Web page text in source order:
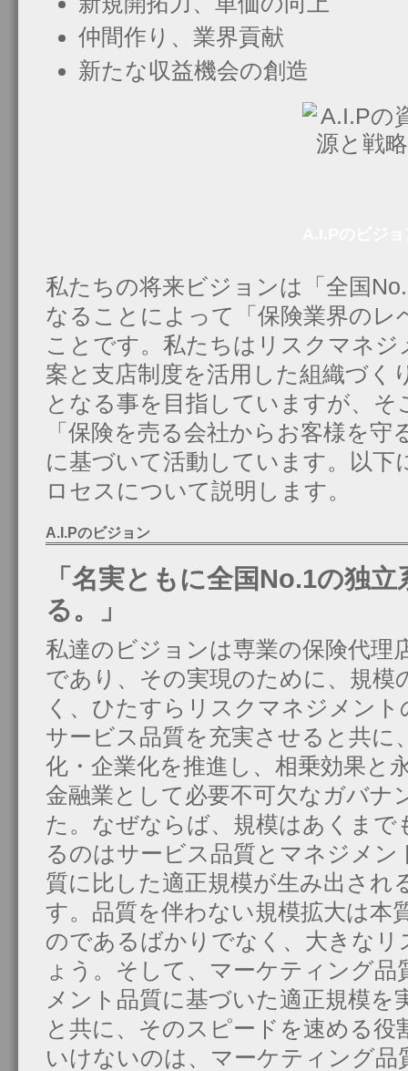
仲間作り、業界貢献
新たな収益機会の創造
私たちの将来ビジョンは「全国
なることによって「保険業界のレ
ことです。私たちはリスクマネ
案と支店制度を活用した組織づく
となる事を目指していますが、
「保険を売る会社からお客様を
に基づいて活動しています。以
ロセスについて説明します。
A.I.Pのビジョン
「名実ともに全国No.1の独
る。」
私達のビジョンは専業の保険代理
であり、その実現のために、規模
く、ひたすらリスクマネジメン
サービス品質を充実させると共に
化・企業化を推進し、相乗効果と
金融業として必要不可欠なガバナ
た。なぜならば、規模はあくま
るのはサービス品質とマネジメ
質に比した適正規模が生み出され
す。品質を伴わない規模拡大は本
のであるばかりでなく、大きな
ょう。そして、マーケティング
メント品質に基づいた適正規模
と共に、そのスピードを速める
いけないのは、マーケティング